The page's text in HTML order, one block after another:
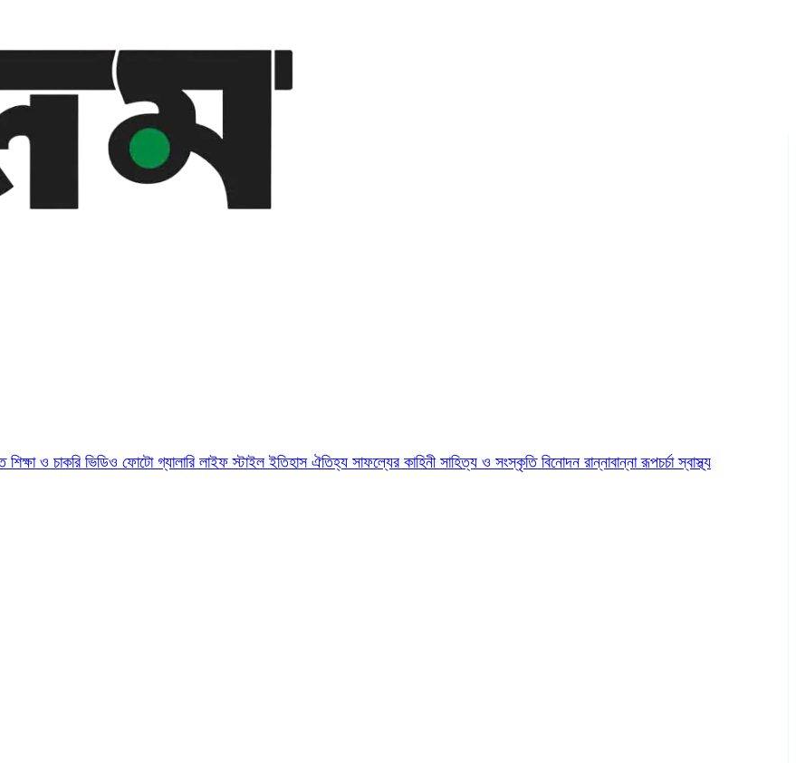
শিক্ষা ও চাকরি ভিডিও ফোটো গ্যালারি লাইফ স্টাইলইতিহাস ঐতিহ্য সাফল্যের কাহিনী সাহিত্য ও সংস্কৃতি বিনোদন রান্নাবান্নারূপচর্চাস্বাস্থ্য